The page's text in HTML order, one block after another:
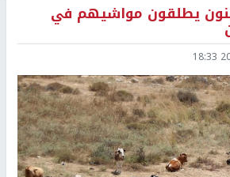
يطلقون مواشيهم في